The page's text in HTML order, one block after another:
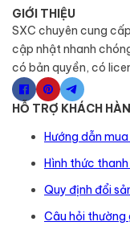
GIỚI THIỆU
SXC chuyên cung
cập nhật nhanh
có bản quyền, có
HỖ TRỢ KHÁCH
Hướng dẫn
Hình thức
Quy định đổi
Câu hỏi thường